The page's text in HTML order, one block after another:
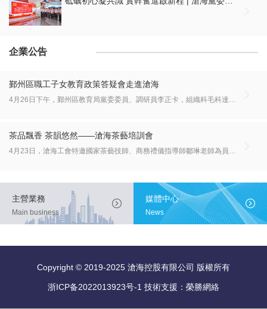
企業公告
鄞州區職工子女教育政策答疑會走進滄海
4月26日下午，鄞州區教育局黨委委員、調研員李正卡，組織科毛科達走進滄海，與滄海員工面對面交流，為大家解讀2019年鄞州區中小學（幼兒園）招生工作政策，並就大家提出的有關學區劃分、戶口要求、新校區規劃等問題進行了現場解答。
茶品飄香 茶韻悠然——滄海茶藝培訓會
4月23日，滄海工會特邀國家茶藝技師、商務禮儀指導師鄒琳老師為員工講解茶葉品性、培訓用茶禮儀，旨在通過品味茶道藝術弘揚中國傳統文化。
主營業務
Main business
 媒體中心
News

Copyright © 2019-2025 滄海控股有限公司 版權所有
浙ICP备2022013923号-1 技術支援：榮勝網絡